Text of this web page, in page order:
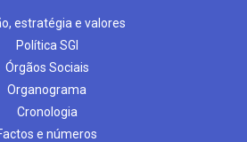
estratégia e valores
Política SGI
Órgãos Sociais
Organograma
Cronologia
e números